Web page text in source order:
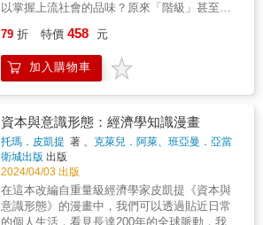
以掌握上流社會的品味？原來「階級」甚至能
室，便發現說得比做得簡單。身為代課老師，
他必須讓這群來自四面八方的學生們，搞懂布
赫迪厄的複雜理論：區判（Distinction）。面對
缺少貴族與王室階級的民主社會裡，我們總以
為社會是平等的，儘管有窮人跟富人之分，但
不論是藝術、美學或品味卻是無關階級；我們
也相信，只要哪天窮人翻身變有錢，也可以立
刻體驗到富人的階級品味。我們堅信這就是民
主的展現，卻誤入了資產階級的沒說的真相—─
窮人也許可以翻身，但卻幾乎不可能掌握文化
79 折 特價 458 元
加入購物車
資本與意識形態：經濟學知識漫畫
托瑪．皮凱提 著 、克萊兒．阿萊、班亞曼．亞當
著
衛城出版 出版
2024/04/03 出版
在這本改編自重量級經濟學家皮凱提《資本與
意識形態》的漫畫中，我們可以透過貼近日常
的個人生活，看見長達200年的全球脈動，我們